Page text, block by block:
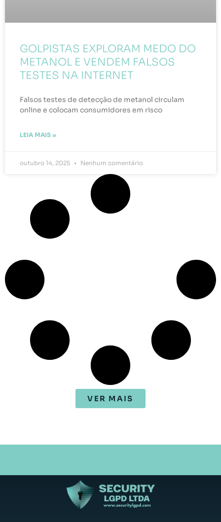
GOLPISTAS EXPLORAM MEDO DO
METANOL E VENDEM FALSOS
TESTES NA INTERNET
Falsos testes de detecção de metanol circulam
online e colocam consumidores em risco
LEIA MAIS »
outubro 14, 2025 Nenhum comentário
VER MAIS